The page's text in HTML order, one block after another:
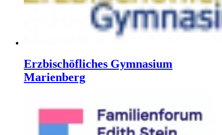
Erzbischöfliches Gymnasium
Marienberg